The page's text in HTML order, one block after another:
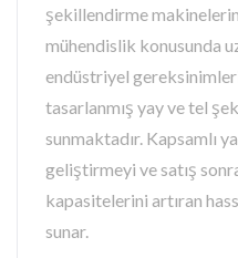
şekillendirme
mühendislik konusunda
endüstriyel
tasarlanmış yay ve tel
sunmaktadır. Kapsamlı
geliştirmeyi ve satış
kapasitelerini artıran
sunar.